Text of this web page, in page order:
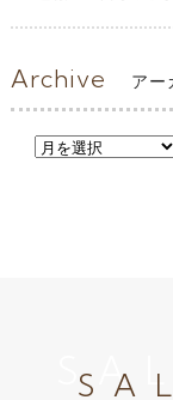
Archive アー